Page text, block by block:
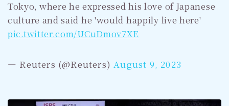
Tokyo, where he expressed his love of Japanese
culture and said he 'would happily live here'
pic.twitter.com/UCuDmov7XE
— Reuters (@Reuters)August 9, 2023